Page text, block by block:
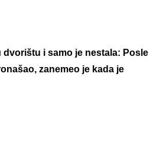
dvorištu i samo je nestala: Posle
zanemeo je kada je